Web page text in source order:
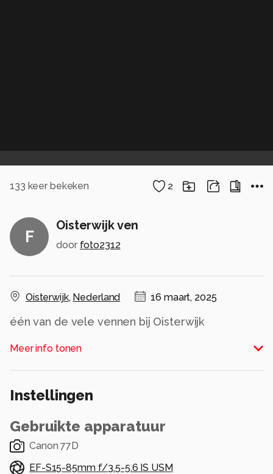
133 keer bekeken 2
F
Oisterwijk ven
door foto2312
Oisterwijk, Nederland 16 maart, 2025
één van de vele vennen bij Oisterwijk
Alle rechten voorbehouden
Meer info tonen
Instellingen
Gebruikte apparatuur
Canon 77D
EF-S15-85mm f/3.5-5.6 IS USM